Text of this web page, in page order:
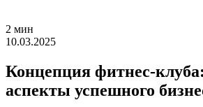
2 мин
10.03.2025
Концепция фитнес-
аспекты успешного